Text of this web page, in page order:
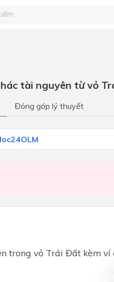
lượng cơ học
sáng
tài nguyên từ vỏ
Đóng góp lý thuyết
trong vỏ Trái Đất kèm ví